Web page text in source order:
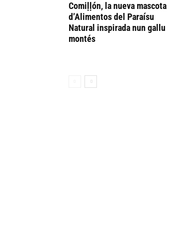
Comiḷḷón, la nueva mascota
d’Alimentos del Paraísu
Natural inspirada nun gallu
montés